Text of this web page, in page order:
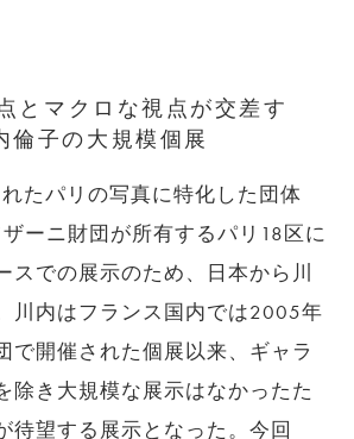
とマクロな視点が交差す
倫子の大規模個展
たパリの写真に特化した団体
ザーニ財団が所有するパリ18区に
スでの展示のため、日本から川
川内はフランス国内では2005年
で開催された個展以来、ギャラ
除き大規模な展示はなかったた
待望する展示となった。今回